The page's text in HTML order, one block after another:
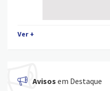
Ver +
Avisos em Destaque